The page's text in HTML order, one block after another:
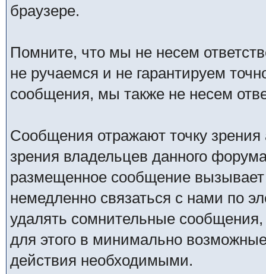
браузере.
Помните, что мы не несем
не ручаемся и не гарантируем
сообщения, мы также не несем
Сообщения отражают точку зрения
зрения владельцев данного
размещенное сообщение
немедленно связаться с нами по
удалять сомнительные
для этого в минимально
действия необходимыми.